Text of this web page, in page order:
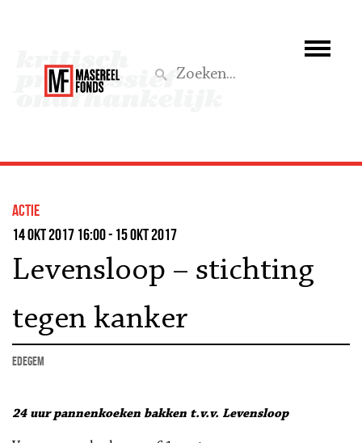
Wat we doen
Steun ons
Aktief
actie
14 okt 2017 16:00 - 15 okt 2017
Levensloop – stichting
tegen kanker
Edegem
24 uur pannenkoeken bakken t.v.v. Levensloop